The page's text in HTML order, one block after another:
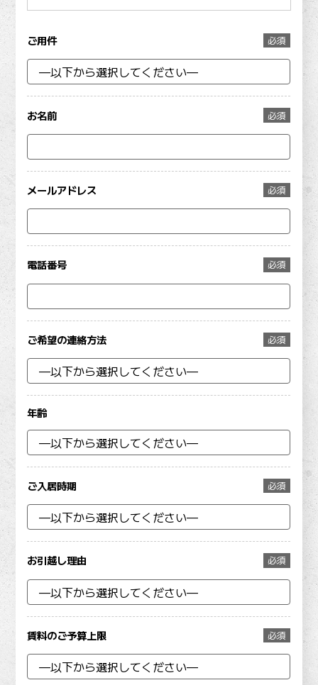
ご用件 必須
お名前 必須
メールアドレス 必須
電話番号 必須
ご希望の連絡方法 必須
年齢
ご入居時期 必須
お引越し理由 必須
賃料のご予算上限 必須